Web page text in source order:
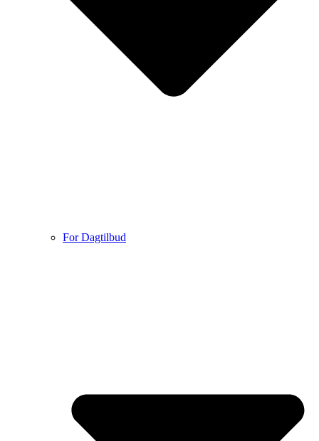
For Dagtilbud